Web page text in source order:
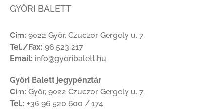
GYŐRI BALETT
Cím: 9022 Győr, Czuczor Gergely u. 7.
Tel./Fax: 96 523 217
Email: info@gyoribalett.hu
Győri Balett jegypénztár
Cím: Győr, 9022 Czuczor Gergely u. 7.
Tel.: +36 96 520 600 / 174